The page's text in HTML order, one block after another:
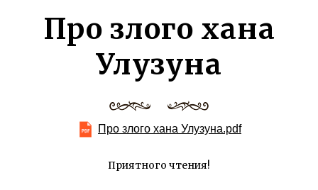
Про злого хана
Улузуна
Про злого хана Улузуна.pdf
Приятного чтения!